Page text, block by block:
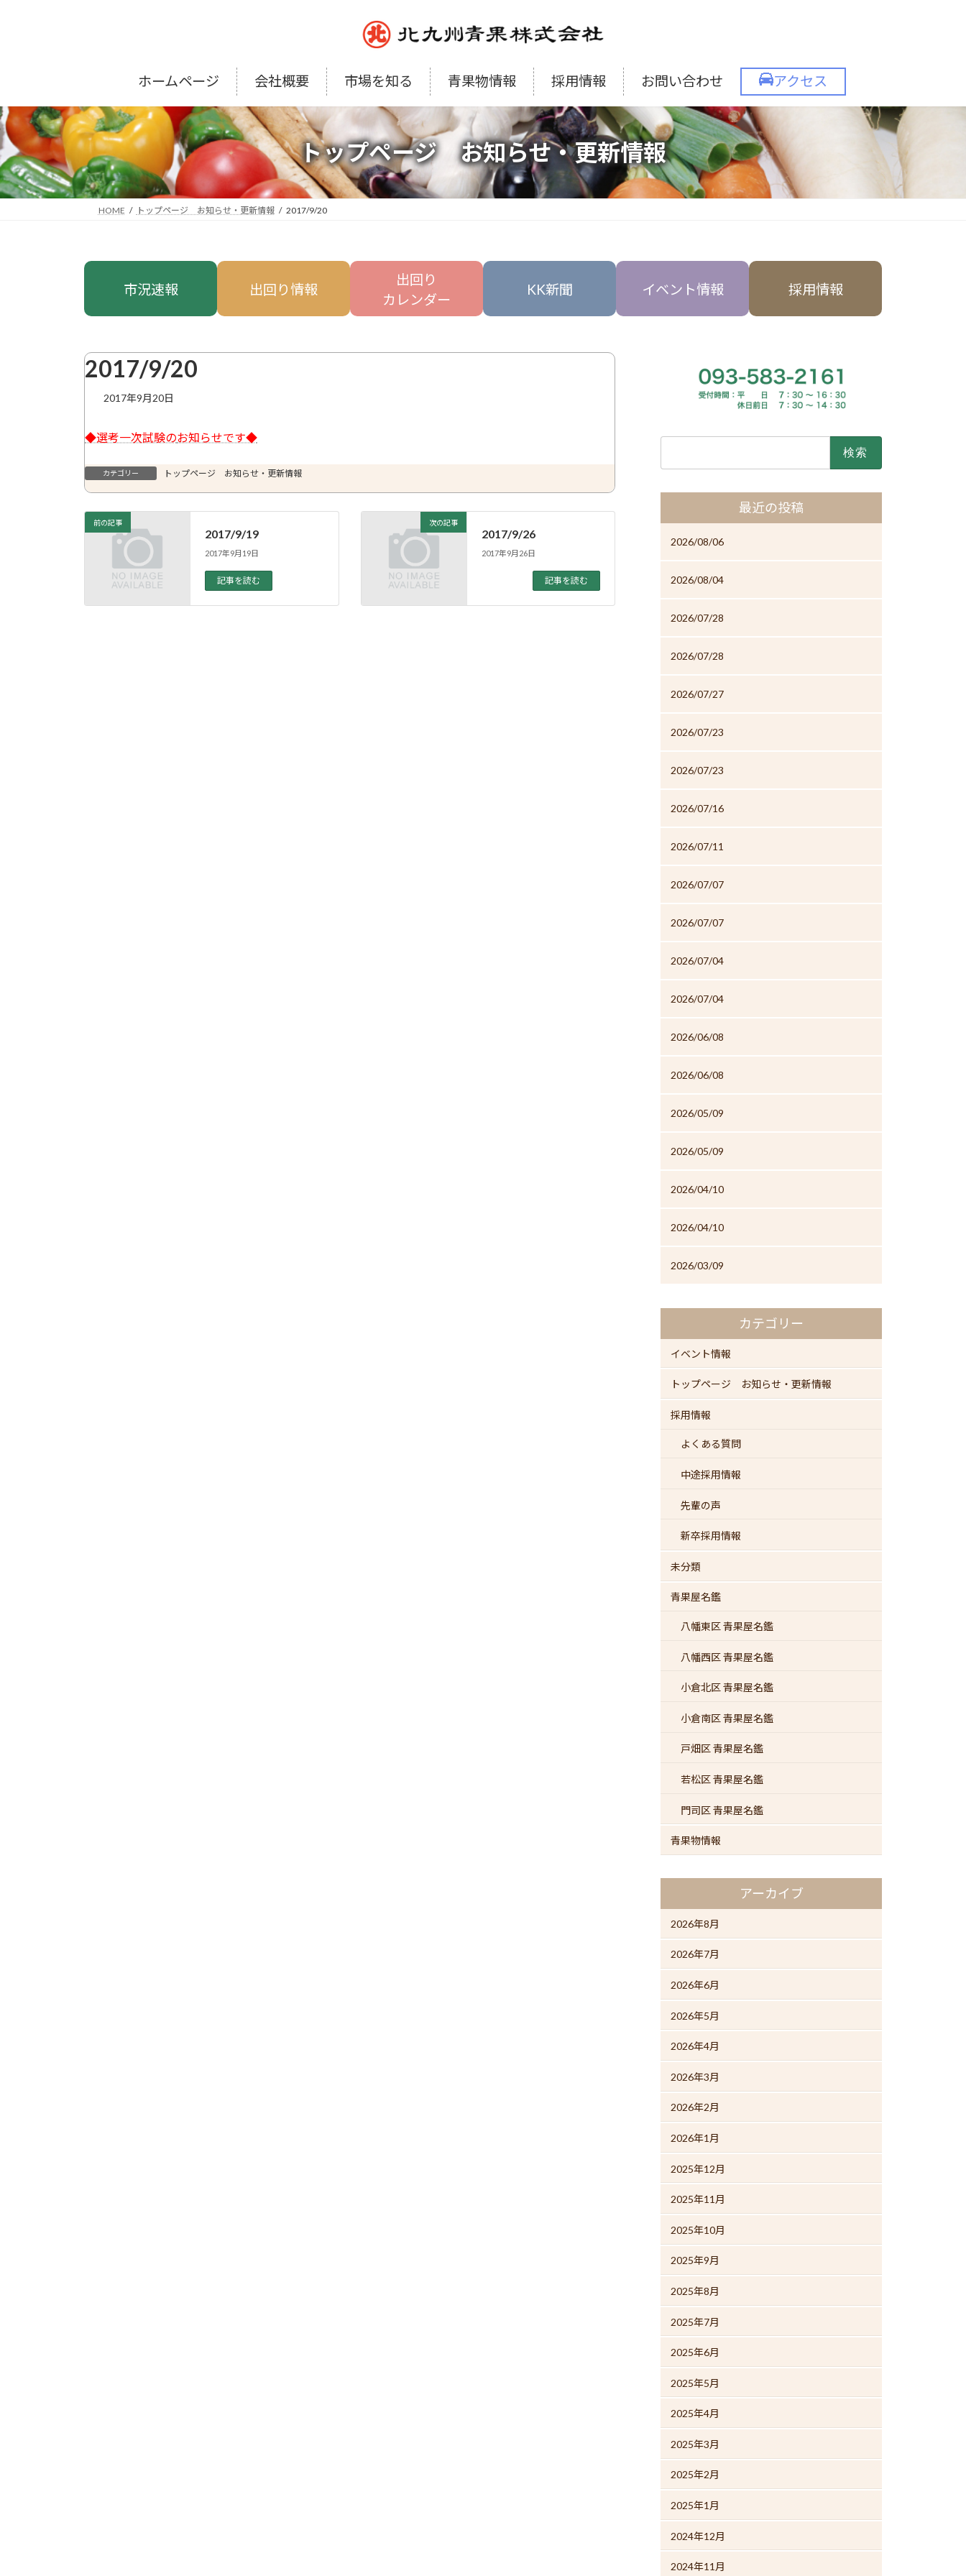
ス
キ
ッ
プ
ン
に
移
動
ホームページ 会社概要 市場を知る 青果物情報 採用情報 お問い合わせ アクセス
トップページ お知らせ・更新情報
HOME トップページ お知らせ・更新情報 2017/9/20
市況速報 出回り情報
出回り
カレンダー
KK新聞 イベント情報 採用情報
2017/9/20
2017年9月20日
◆選考一次試験のお知らせです◆
カテゴリー トップページ お知らせ・更新情報
前の記事
2017/9/19
2017年9月19日
記事を読む
次の記事
2017/9/26
2017年9月26日
記事を読む
最近の投稿
2026/08/06
2026/08/04
2026/07/28
2026/07/28
2026/07/27
2026/07/23
2026/07/23
2026/07/16
2026/07/11
2026/07/07
2026/07/07
2026/07/04
2026/07/04
2026/06/08
2026/06/08
2026/05/09
2026/05/09
2026/04/10
2026/04/10
2026/03/09
カテゴリー
イベント情報
トップページ お知らせ・更新情報
採用情報
よくある質問
中途採用情報
先輩の声
新卒採用情報
未分類
青果屋名鑑
八幡東区 青果屋名鑑
八幡西区 青果屋名鑑
小倉北区 青果屋名鑑
小倉南区 青果屋名鑑
戸畑区 青果屋名鑑
若松区 青果屋名鑑
門司区 青果屋名鑑
青果物情報
アーカイブ
2026年8月
2026年7月
2026年6月
2026年5月
2026年4月
2026年3月
2026年2月
2026年1月
2025年12月
2025年11月
2025年10月
2025年9月
2025年8月
2025年7月
2025年6月
2025年5月
2025年4月
2025年3月
2025年2月
2025年1月
2024年12月
2024年11月